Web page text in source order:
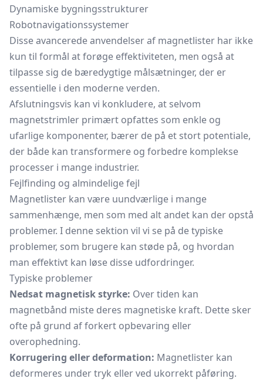
Dynamiske bygningsstrukturer
Robotnavigationssystemer
Disse avancerede anvendelser af magnetlister har ikke
kun til formål at forøge effektiviteten, men også at
tilpasse sig de bæredygtige målsætninger, der er
essentielle i den moderne verden.
Afslutningsvis kan vi konkludere, at selvom
magnetstrimler primært opfattes som enkle og
ufarlige komponenter, bærer de på et stort potentiale,
der både kan transformere og forbedre komplekse
processer i mange industrier.
Fejlfinding og almindelige fejl
Magnetlister kan være uundværlige i mange
sammenhænge, men som med alt andet kan der opstå
problemer. I denne sektion vil vi se på de typiske
problemer, som brugere kan støde på, og hvordan
man effektivt kan løse disse udfordringer.
Typiske problemer
Nedsat magnetisk styrke: Over tiden kan
magnetbånd miste deres magnetiske kraft. Dette sker
ofte på grund af forkert opbevaring eller
overophedning.
Korrugering eller deformation: Magnetlister kan
deformeres under tryk eller ved ukorrekt påføring.